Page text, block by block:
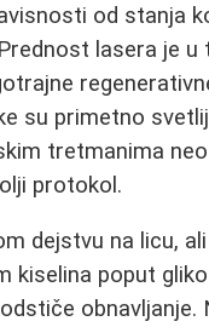
od stanja
lasera je
su primetno
tretmanima
protokol.
dejstvu na licu,
kiselina poput
obnavljanje.